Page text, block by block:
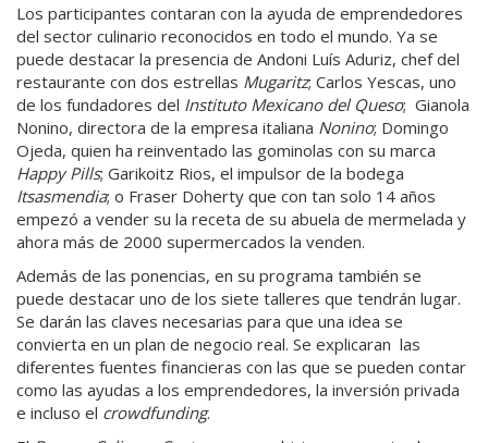
Los participantes contaran con la ayuda de emprendedores
del sector culinario reconocidos en todo el mundo. Ya se
puede destacar la presencia de Andoni Luís Aduriz, chef del
restaurante con dos estrellas Mugaritz; Carlos Yescas, uno
de los fundadores del Instituto Mexicano del Queso; Gianola
Nonino, directora de la empresa italiana Nonino; Domingo
Ojeda, quien ha reinventado las gominolas con su marca
Happy Pills; Garikoitz Rios, el impulsor de la bodega
Itsasmendia; o Fraser Doherty que con tan solo 14 años
empezó a vender su la receta de su abuela de mermelada y
ahora más de 2000 supermercados la venden.
Además de las ponencias, en su programa también se
puede destacar uno de los siete talleres que tendrán lugar.
Se darán las claves necesarias para que una idea se
convierta en un plan de negocio real. Se explicaran las
diferentes fuentes financieras con las que se pueden contar
como las ayudas a los emprendedores, la inversión privada
e incluso el crowdfunding.